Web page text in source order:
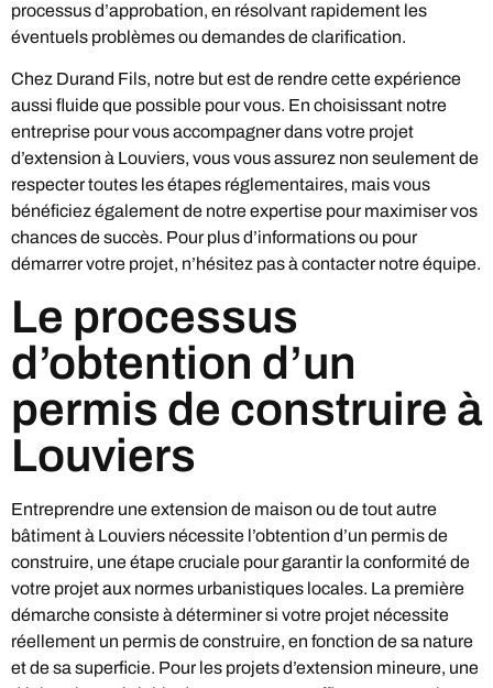
processus d’approbation, en résolvant rapidement les
éventuels problèmes ou demandes de clarification.
Chez Durand Fils, notre but est de rendre cette expérience
aussi fluide que possible pour vous. En choisissant notre
entreprise pour vous accompagner dans votre projet
d’extension à Louviers, vous vous assurez non seulement de
respecter toutes les étapes réglementaires, mais vous
bénéficiez également de notre expertise pour maximiser vos
chances de succès. Pour plus d’informations ou pour
démarrer votre projet, n’hésitez pas à contacter notre équipe.
Le processus
d’obtention d’un
permis de construire à
Louviers
Entreprendre une extension de maison ou de tout autre
bâtiment à Louviers nécessite l’obtention d’un permis de
construire, une étape cruciale pour garantir la conformité de
votre projet aux normes urbanistiques locales. La première
démarche consiste à déterminer si votre projet nécessite
réellement un permis de construire, en fonction de sa nature
et de sa superficie. Pour les projets d’extension mineure, une